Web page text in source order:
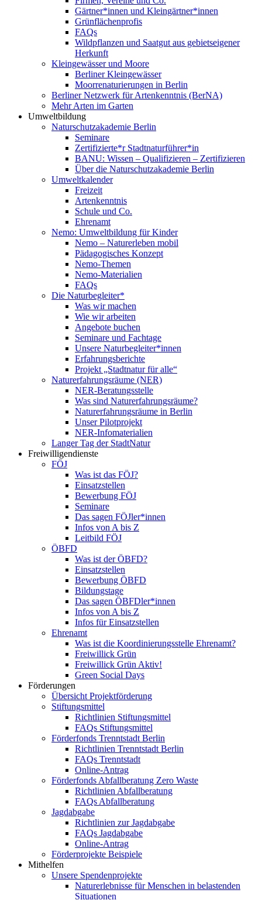
Gärtner*innen und Kleingärtner*innen
Grünflächenprofis
FAQs
Wildpflanzen und Saatgut aus gebietseigener
Herkunft
Kleingewässer und Moore
Berliner Kleingewässer
Moorrenaturierungen in Berlin
Berliner Netzwerk für Artenkenntnis (BerNA)
Mehr Arten im Garten
Umweltbildung
Naturschutzakademie Berlin
Seminare
Zertifizierte*r Stadtnaturführer*in
BANU: Wissen – Qualifizieren – Zertifizieren
Über die Naturschutzakademie Berlin
Umweltkalender
Freizeit
Artenkenntnis
Schule und Co.
Ehrenamt
Nemo: Umweltbildung für Kinder
Nemo – Naturerleben mobil
Pädagogisches Konzept
Nemo-Themen
Nemo-Materialien
FAQs
Die Naturbegleiter*
Was wir machen
Wie wir arbeiten
Angebote buchen
Seminare und Fachtage
Unsere Naturbegleiter*innen
Erfahrungsberichte
Projekt „Stadtnatur für alle“
Naturerfahrungsräume (NER)
NER-Beratungsstelle
Was sind Naturerfahrungsräume?
Naturerfahrungsräume in Berlin
Unser Pilotprojekt
NER-Infomaterialien
Langer Tag der StadtNatur
Freiwilligendienste
FÖJ
Was ist das FÖJ?
Einsatzstellen
Bewerbung FÖJ
Seminare
Das sagen FÖJler*innen
Infos von A bis Z
Leitbild FÖJ
ÖBFD
Was ist der ÖBFD?
Einsatzstellen
Bewerbung ÖBFD
Bildungstage
Das sagen ÖBFDler*innen
Infos von A bis Z
Infos für Einsatzstellen
Ehrenamt
Was ist die Koordinierungsstelle Ehrenamt?
Freiwillick Grün
Freiwillick Grün Aktiv!
Green Social Days
Förderungen
Übersicht Projektförderung
Stiftungsmittel
Richtlinien Stiftungsmittel
FAQs Stiftungsmittel
Förderfonds Trenntstadt Berlin
Richtlinien Trenntstadt Berlin
FAQs Trenntstadt
Online-Antrag
Förderfonds Abfallberatung Zero Waste
Richtlinien Abfallberatung
FAQs Abfallberatung
Jagdabgabe
Richtlinien zur Jagdabgabe
FAQs Jagdabgabe
Online-Antrag
Förderprojekte Beispiele
Mithelfen
Unsere Spendenprojekte
Naturerlebnisse für Menschen in belastenden
Situationen